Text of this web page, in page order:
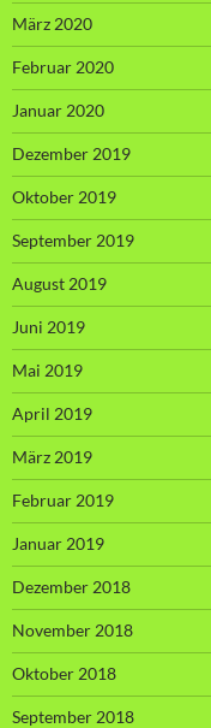
März 2020
Februar 2020
Januar 2020
Dezember 2019
Oktober 2019
September 2019
August 2019
Juni 2019
Mai 2019
April 2019
März 2019
Februar 2019
Januar 2019
Dezember 2018
November 2018
Oktober 2018
September 2018